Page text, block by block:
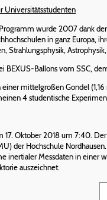
Universitätsstudenten
wurde 2007 dank
in ganz Europa,
Strahlungsphysik,
BEXUS-Ballons vom SSC,
mittelgroßen Gondel
4 studentische
17. Oktober 2018 um 7:40.
der Hochschule
inertialer Messdaten in einer
auszeichnet.